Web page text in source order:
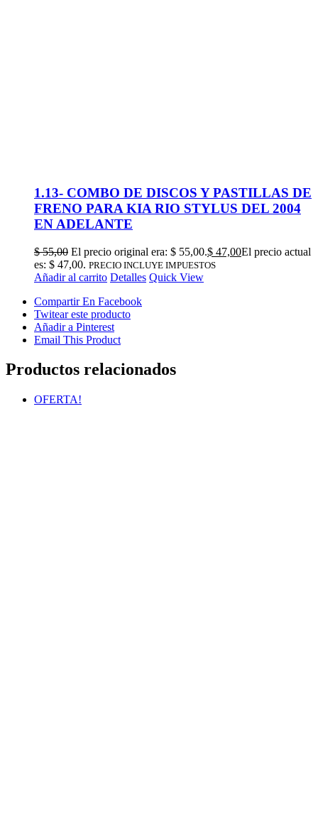
1.13- COMBO DE DISCOS Y PASTILLAS DE
FRENO PARA KIA RIO STYLUS DEL 2004
EN ADELANTE
$55,00 El precio original era: $ 55,00.$ 47,00El precio actual
es: $ 47,00. PRECIO INCLUYE IMPUESTOS
Añadir al carrito Detalles Quick View
Compartir En Facebook
Twitear este producto
Añadir a Pinterest
Email This Product
Productos relacionados
OFERTA!